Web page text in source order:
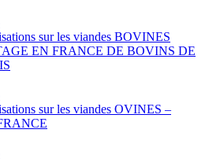
sur les viandes BOVINES
EN FRANCE DE BOVINS DE
sur les viandes OVINES –